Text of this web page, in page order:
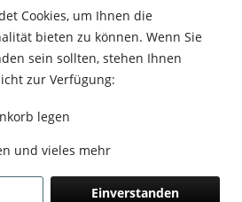
Cookies, um Ihnen die
bieten zu können. Wenn Sie
sein sollten, stehen Ihnen
zur Verfügung:
legen
und vieles mehr
Einverstanden